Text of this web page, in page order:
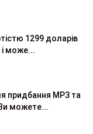
1299 доларів
може...
придбання MP3 та
можете...